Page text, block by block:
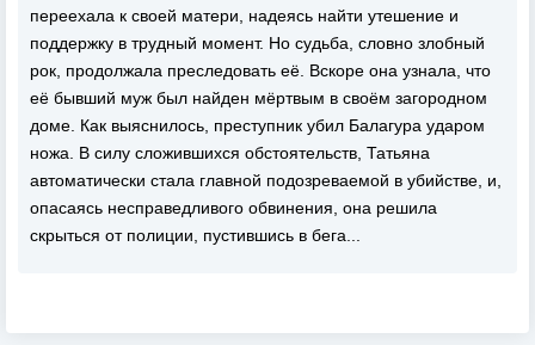
переехала к своей матери, надеясь найти утешение и
поддержку в трудный момент. Но судьба, словно злобный
рок, продолжала преследовать её. Вскоре она узнала, что
её бывший муж был найден мёртвым в своём загородном
доме. Как выяснилось, преступник убил Балагура ударом
ножа. В силу сложившихся обстоятельств, Татьяна
автоматически стала главной подозреваемой в убийстве, и,
опасаясь несправедливого обвинения, она решила
скрыться от полиции, пустившись в бега...